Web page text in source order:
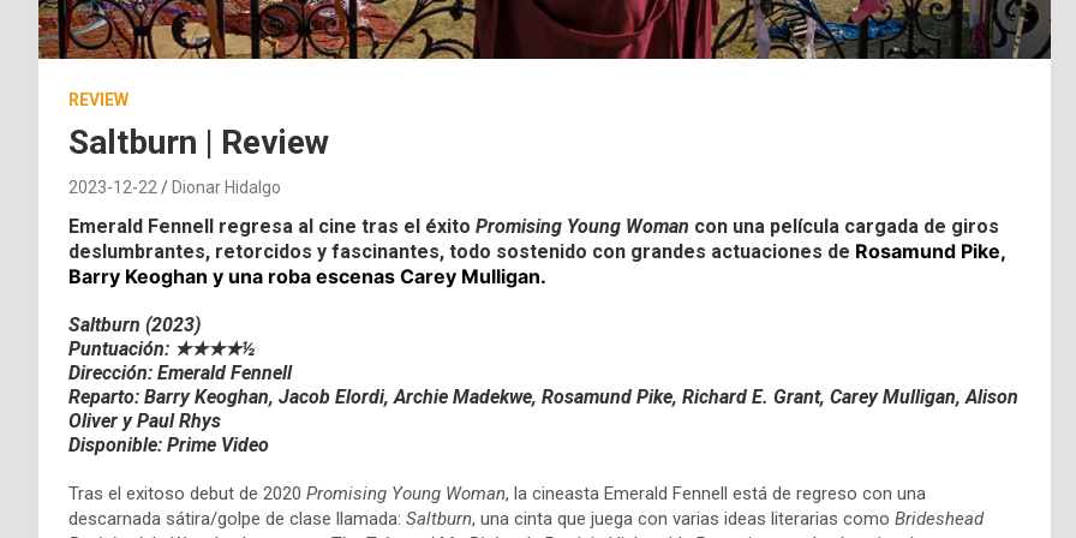
REVIEW
Saltburn | Review
2023-12-22 Dionar Hidalgo
Emerald Fennell regresa al cine tras el éxito Promising Young Woman con una película cargada de giros
deslumbrantes, retorcidos y fascinantes, todo sostenido con grandes actuaciones de Rosamund Pike,
Barry Keoghan y una roba escenas Carey Mulligan.
Saltburn (2023)
Puntuación: ★★★★½
Dirección: Emerald Fennell
Reparto: Barry Keoghan, Jacob Elordi, Archie Madekwe, Rosamund Pike, Richard E. Grant, Carey Mulligan, Alison
Oliver y Paul Rhys
Disponible: Prime Video
Tras el exitoso debut de 2020 Promising Young Woman, la cineasta Emerald Fennell está de regreso con una
descarnada sátira/golpe de clase llamada: Saltburn, una cinta que juega con varias ideas literarias como Brideshead